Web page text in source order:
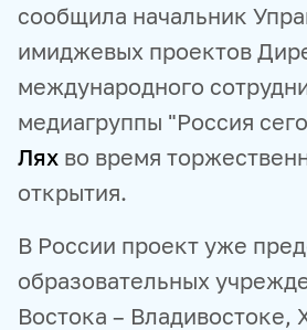
сообщила начальник
имиджевых проектов
международного
медиагруппы "Россия
Лях во время
открытия.
В России проект уже
образовательных
Востока – Владивостоке,